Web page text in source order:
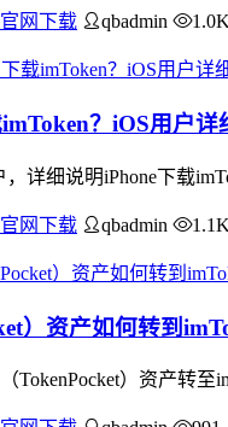
网下载 qbadmin
？iOS用户详
详细说明iPhone下载
网下载 qbadmin 1.1K
）资产如何转到
TokenPocket）资产转